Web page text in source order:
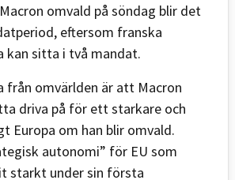
omvald på söndag blir det
eftersom franska
kan sitta i två mandat.
från omvärlden är att Macron
driva på för ett starkare och
Europa om han blir omvald.
autonomi” för EU som
starkt under sin första